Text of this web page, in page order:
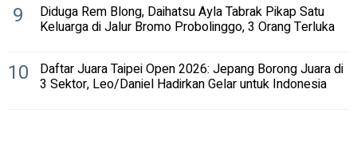
9 Diduga Rem Blong, Daihatsu Ayla Tabrak Pikap Satu
Keluarga di Jalur Bromo Probolinggo, 3 Orang Terluka
10 Daftar Juara Taipei Open 2026: Jepang Borong Juara di
3 Sektor, Leo/Daniel Hadirkan Gelar untuk Indonesia